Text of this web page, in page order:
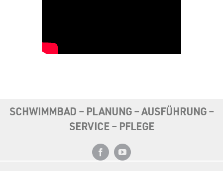
SCHWIMMBAD – PLANUNG – AUSFÜHRUNG –
SERVICE – PFLEGE